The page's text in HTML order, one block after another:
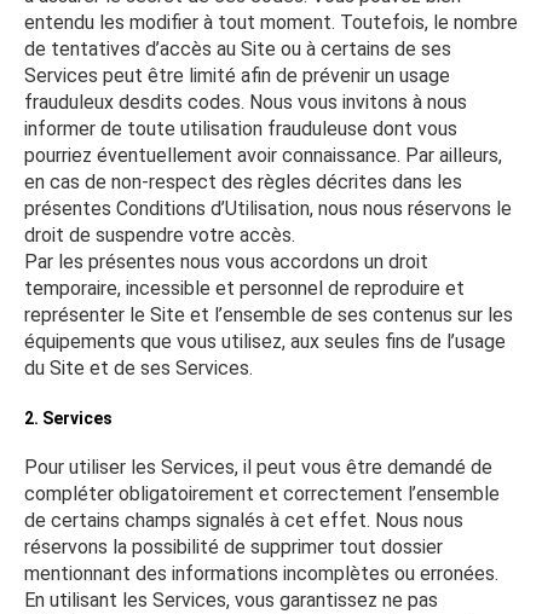
entendu les modifier à tout moment. Toutefois, le nombre
de tentatives d’accès au Site ou à certains de ses
Services peut être limité afin de prévenir un usage
frauduleux desdits codes. Nous vous invitons à nous
informer de toute utilisation frauduleuse dont vous
pourriez éventuellement avoir connaissance. Par ailleurs,
en cas de non-respect des règles décrites dans les
présentes Conditions d’Utilisation, nous nous réservons le
droit de suspendre votre accès.
Par les présentes nous vous accordons un droit
temporaire, incessible et personnel de reproduire et
représenter le Site et l’ensemble de ses contenus sur les
équipements que vous utilisez, aux seules fins de l’usage
du Site et de ses Services.
2. Services
Pour utiliser les Services, il peut vous être demandé de
compléter obligatoirement et correctement l’ensemble
de certains champs signalés à cet effet. Nous nous
réservons la possibilité de supprimer tout dossier
mentionnant des informations incomplètes ou erronées.
En utilisant les Services, vous garantissez ne pas